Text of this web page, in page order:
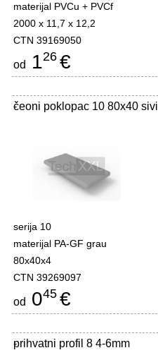
materijal PVCu + PVCf
2000 x 11,7 x 12,2
CTN 39169050
od 126 €
čeoni poklopac 10 80x40 sivi
-
serija 10
materijal PA-GF grau
80x40x4
CTN 39269097
od 045 €
prihvatni profil 8 4-6mm
-